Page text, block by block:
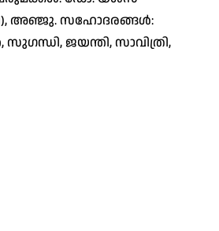
അഞ്ജു. സഹോദരങ്ങള്‍:
ജയന്തി, സാവിത്രി,